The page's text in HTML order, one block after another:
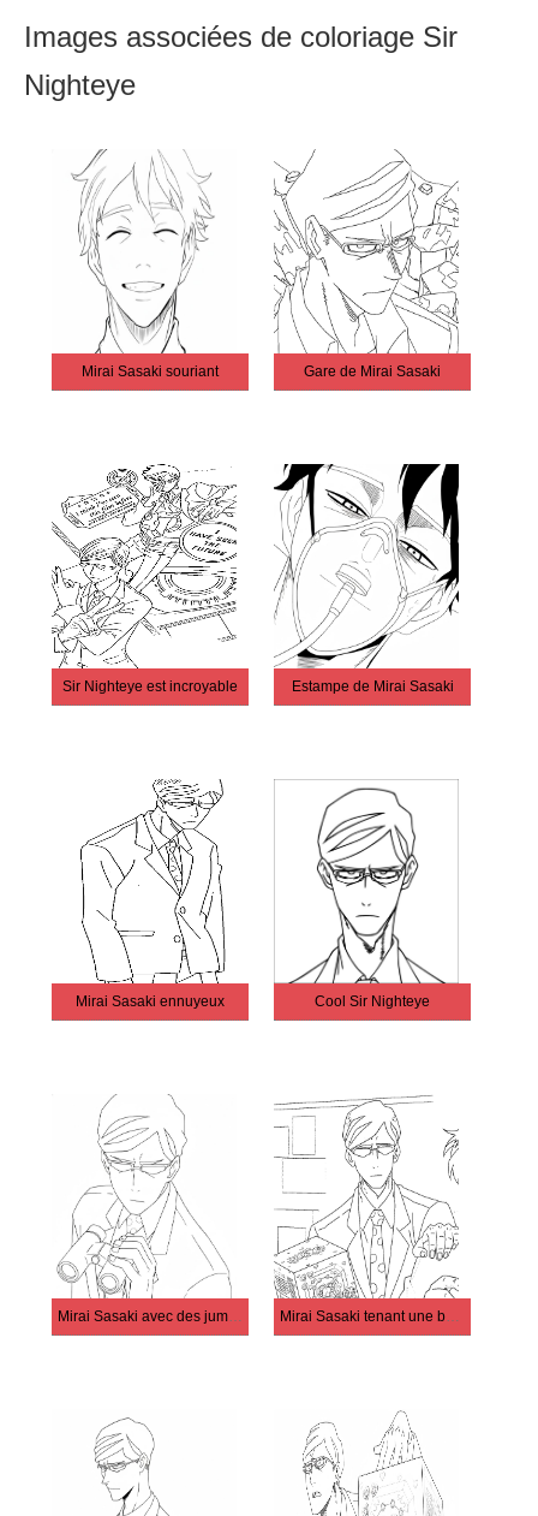
Images associées de coloriage Sir
Nighteye
Mirai Sasaki souriant Gare de Mirai Sasaki
Sir Nighteye est incroyable Estampe de Mirai Sasaki
Mirai Sasaki ennuyeux Cool Sir Nighteye
Mirai Sasaki avec des jumelles Mirai Sasaki tenant une boîte